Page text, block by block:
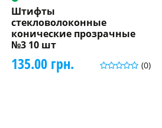
Штифты
стекловолоконные
конические прозрачные
№3 10 шт
(0)
135.00 грн.